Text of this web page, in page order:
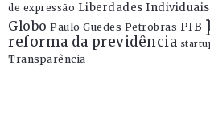
de expressão Liberdades Individuais
Globo Paulo Guedes Petrobras PIB
reforma da previdência
Transparência